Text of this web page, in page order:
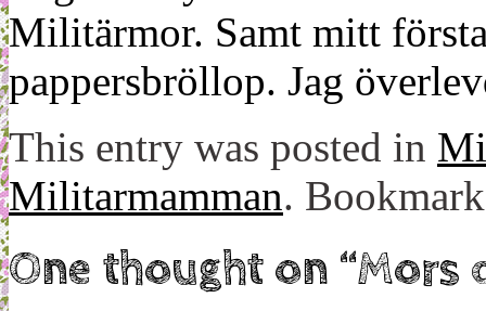
Militärmor. Samt mitt
pappersbröllop. Jag
This entry was posted in
Militarmamman.
One thought on “Mors